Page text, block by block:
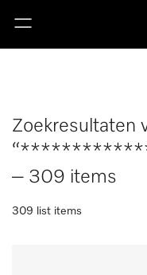
Zoekresultaten
– 309 items
309 list items